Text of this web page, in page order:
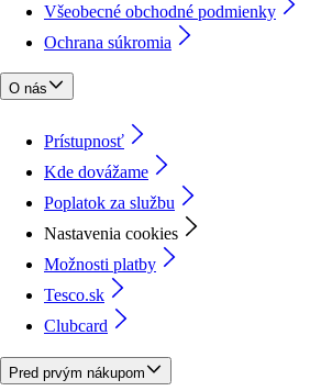
Všeobecné obchodné podmienky
Ochrana súkromia
O nás
Prístupnosť
Kde dovážame
Poplatok za službu
Nastavenia cookies
Možnosti platby
Tesco.sk
Clubcard
Pred prvým nákupom